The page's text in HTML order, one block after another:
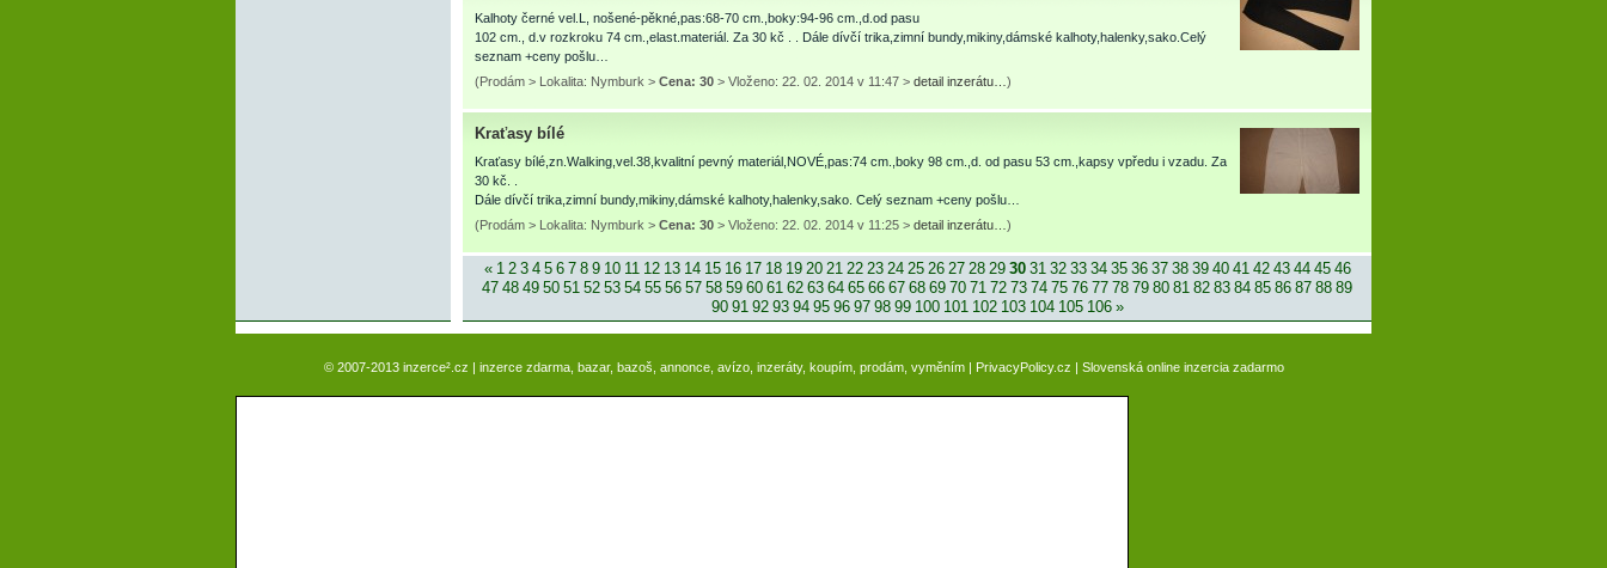
Kalhoty černé vel.L, nošené-pěkné,pas:68-70 cm.,boky:94-96 cm.,d.od pasu
102 cm., d.v rozkroku 74 cm.,elast.materiál. Za 30 kč . . Dále dívčí trika,zimní bundy,mikiny,dámské kalhoty,halenky,sako.Celý
seznam +ceny pošlu…
(Prodám > Lokalita: Nymburk > Cena: 30 > Vloženo: 22. 02. 2014 v 11:47 > detail inzerátu… )
Kraťasy bílé
Kraťasy bílé,zn.Walking,vel.38,kvalitní pevný materiál,NOVÉ,pas:74 cm.,boky 98 cm.,d. od pasu 53 cm.,kapsy vpředu i vzadu. Za
30 kč. .
Dále dívčí trika,zimní bundy,mikiny,dámské kalhoty,halenky,sako. Celý seznam +ceny pošlu…
(Prodám > Lokalita: Nymburk > Cena: 30 > Vloženo: 22. 02. 2014 v 11:25 > detail inzerátu… )
« 1 2 3 4 5 6 7 8 9 10 11 12 13 14 15 16 17 18 19 20 21 22 23 24 25 26 27 28 29 30 31 32 33 34 35 36 37 38 39 40 41 42 43 44 45 46
47 48 49 50 51 52 53 54 55 56 57 58 59 60 61 62 63 64 65 66 67 68 69 70 71 72 73 74 75 76 77 78 79 80 81 82 83 84 85 86 87 88 89
90 91 92 93 94 95 96 97 98 99 100 101 102 103 104 105 106 »
© 2007-2013 inzerce².cz | inzerce zdarma, bazar, bazoš, annonce, avízo, inzeráty, koupím, prodám, vyměním | PrivacyPolicy.cz | Slovenská online inzercia zadarmo